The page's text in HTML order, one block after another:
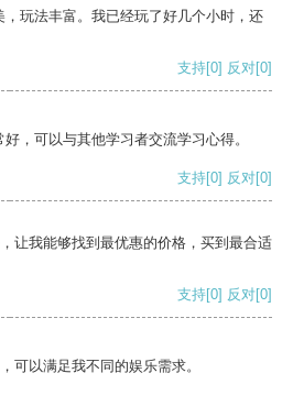
玩法丰富。我已经玩了好几个小时，还
支持[0] 反对[0]
，可以与其他学习者交流学习心得。
支持[0] 反对[0]
让我能够找到最优惠的价格，买到最合适
支持[0] 反对[0]
可以满足我不同的娱乐需求。